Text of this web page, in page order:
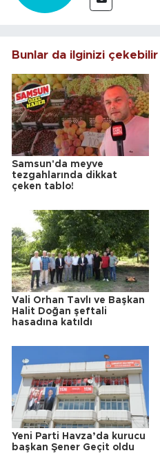
Bunlar da ilginizi çekebilir
Samsun'da meyve
tezgahlarında dikkat
çeken tablo!
Vali Orhan Tavlı ve Başkan
Halit Doğan şeftali
hasadına katıldı
Yeni Parti Havza’da kurucu
başkan Şener Geçit oldu